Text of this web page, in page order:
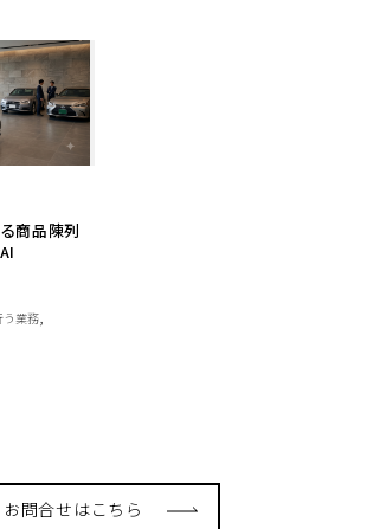
商品陳列
う業務
お問合せはこちら